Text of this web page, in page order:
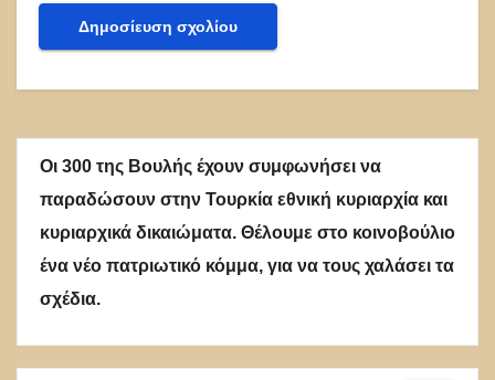
Οι 300 της Βουλής έχουν συμφωνήσει να
παραδώσουν στην Τουρκία εθνική κυριαρχία και
κυριαρχικά δικαιώματα. Θέλουμε στο κοινοβούλιο
ένα νέο πατριωτικό κόμμα, για να τους χαλάσει τα
σχέδια.